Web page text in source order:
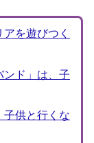
を遊びつく
ンド」は、子
子供と行くな